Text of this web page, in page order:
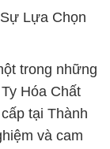
Lựa Chọn
trong những
Hóa Chất
tại Thành
và cam